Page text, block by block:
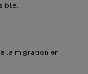
la migration en